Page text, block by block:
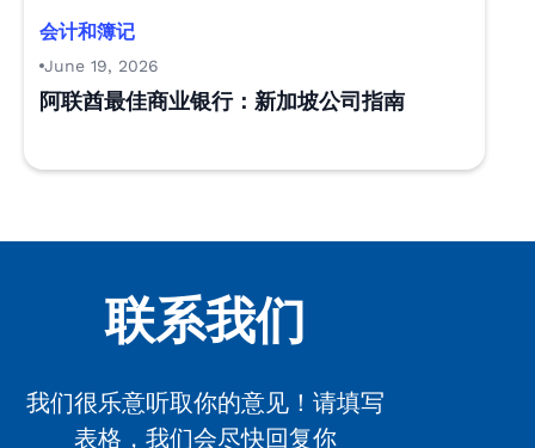
会计和簿记
June 19, 2026
阿联酋最佳商业银行：新加坡公司指南
联系我们
我们很乐意听取你的意见！请填写
表格，我们会尽快回复你